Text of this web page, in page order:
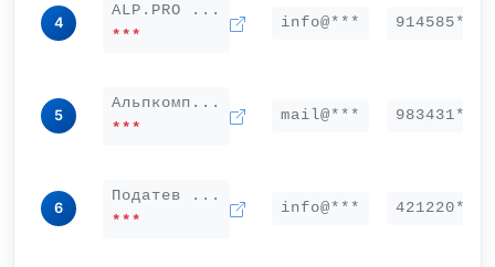
4
ALP.PRO ...
***
info@*** 914585***
5
Альпкомп...
***
mail@*** 983431***
6
Податев ...
***
info@*** 421220***